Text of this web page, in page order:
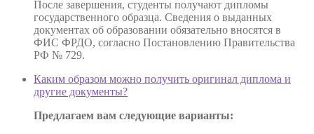
После завершения, студенты получают дипломы
государственного образца. Сведения о выданных
документах об образовании обязательно вносятся в
ФИС ФРДО, согласно Постановлению Правительства
РФ № 729.
Каким образом можно получить оригинал диплома и
другие документы?
Предлагаем вам следующие варианты: